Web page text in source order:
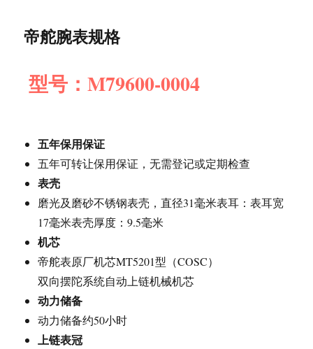
帝舵腕表规格
型号：M79600-0004
五年保用保证
五年可转让保用保证，无需登记或定期检查
表壳
磨光及磨砂不锈钢表壳，直径31毫米表耳：表耳宽
17毫米表壳厚度：9.5毫米
机芯
帝舵表原厂机芯MT5201型（COSC）
双向摆陀系统自动上链机械机芯
动力储备
动力储备约50小时
上链表冠